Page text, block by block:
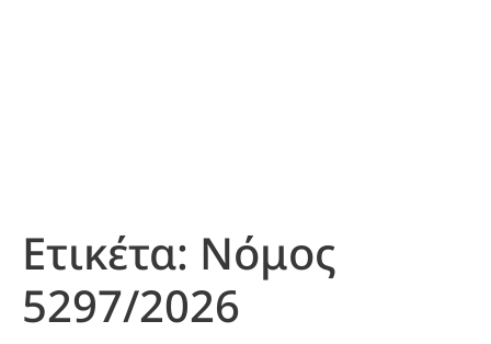
Ετικέτα: Νόμος
5297/2026